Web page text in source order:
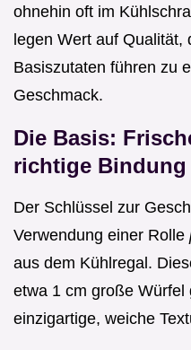
ohnehin oft im
legen Wert auf
Basiszutaten führen zu
Geschmack.
Die Basis:
richtige Bindung
Der Schlüssel zur
Verwendung einer Rolle
aus dem Kühlregal.
etwa 1 cm große
einzigartige, weiche